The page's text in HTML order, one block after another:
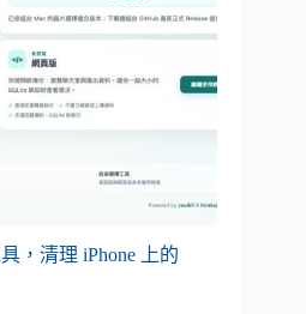
，清理 iPhone 上的